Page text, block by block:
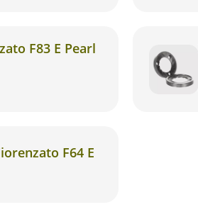
F83 E Pearl
F64 E